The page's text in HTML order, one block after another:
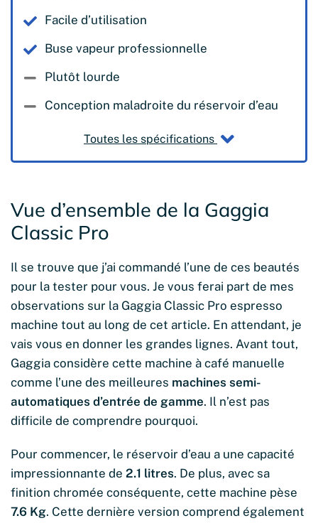
Facile d’utilisation
Buse vapeur professionnelle
Plutôt lourde
Conception maladroite du réservoir d’eau
Toutes les spécifications
Vue d’ensemble de la Gaggia
Classic Pro
Il se trouve que j’ai commandé l’une de ces beautés
pour la tester pour vous. Je vous ferai part de mes
observations sur la Gaggia Classic Pro espresso
machine tout au long de cet article. En attendant, je
vais vous en donner les grandes lignes. Avant tout,
Gaggia considère cette machine à café manuelle
comme l’une des meilleures machines semi-
automatiques d’entrée de gamme. Il n’est pas
difficile de comprendre pourquoi.
Pour commencer, le réservoir d’eau a une capacité
impressionnante de 2.1 litres. De plus, avec sa
finition chromée conséquente, cette machine pèse
7.6 Kg. Cette dernière version comprend également